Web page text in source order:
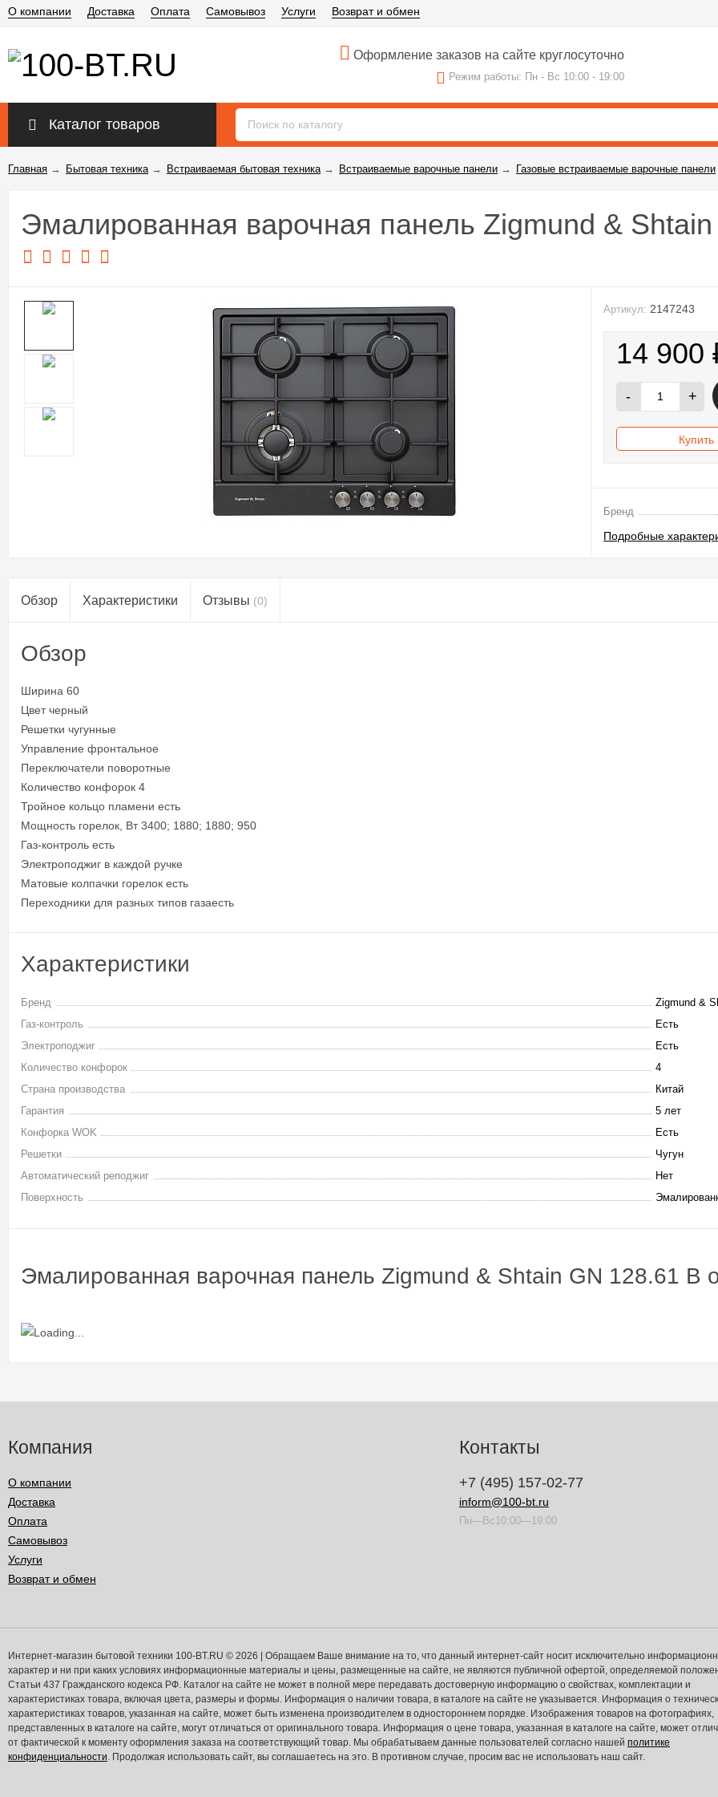
О компании Доставка Оплата Самовывоз Услуги Возврат и обмен
Оформление заказов на сайте круглосуточно
Режим работы: Пн - Вс 10:00 - 19:00
Каталог товаров
Главная → Бытовая техника→ Встраиваемая бытовая техника→ Встраиваемые варочные панели → Газовые встраиваемые варочные панели
Эмалированная варочная панель Zigmund &
Артикул: 2147243
14 900
- +
Купить
Бренд
Подробные
Обзор Характеристики Отзывы (0)
Обзор
Ширина 60
Цвет черный
Решетки чугунные
Управление фронтальное
Переключатели поворотные
Количество конфорок 4
Тройное кольцо пламени есть
Мощность горелок, Вт 3400; 1880; 1880; 950
Газ-контроль есть
Электроподжиг в каждой ручке
Матовые колпачки горелок есть
Переходники для разных типов газаесть
Характеристики
Бренд
Zigmund &
Газ-контроль
Есть
Электроподжиг
Есть
Количество конфорок
4
Страна производства
Китай
Гарантия
5 лет
Конфорка WOK
Есть
Решетки
Чугун
Автоматический реподжиг
Нет
Поверхность
Эмалированная варочная панель Zigmund & Shtain GN 128.61 B
Компания
О компании
Доставка
Оплата
Самовывоз
Услуги
Возврат и обмен
Контакты
+7 (495) 157-02-77
inform@100-bt.ru
Пн—Вс10:00—19:00
Интернет-магазин бытовой техники 100-BT.RU © 2026 | Обращаем Ваше внимание на то, что данный интернет-сайт носит исключительно
характер и ни при каких условиях информационные материалы и цены, размещенные на сайте, не являются публичной офертой, определяемой
Статьи 437 Гражданского кодекса РФ. Каталог на сайте не может в полной мере передавать достоверную информацию о свойствах, комплектации и
характеристиках товара, включая цвета, размеры и формы. Информация о наличии товара, в каталоге на сайте не указывается. Информация о
характеристиках товаров, указанная на сайте, может быть изменена производителем в одностороннем порядке. Изображения товаров на фотографиях,
представленных в каталоге на сайте, могут отличаться от оригинального товара. Информация о цене товара, указанная в каталоге на сайте, может
от фактической к моменту оформления заказа на соответствующий товар. Мы обрабатываем данные пользователей согласно нашей политике
конфиденциальности. Продолжая использовать сайт, вы соглашаетесь на это. В противном случае, просим вас не использовать наш сайт.